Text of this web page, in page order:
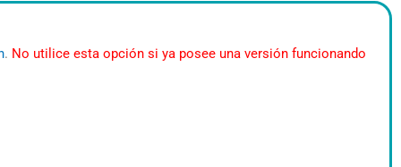
. No utilice esta opción si ya posee una versión funcionando